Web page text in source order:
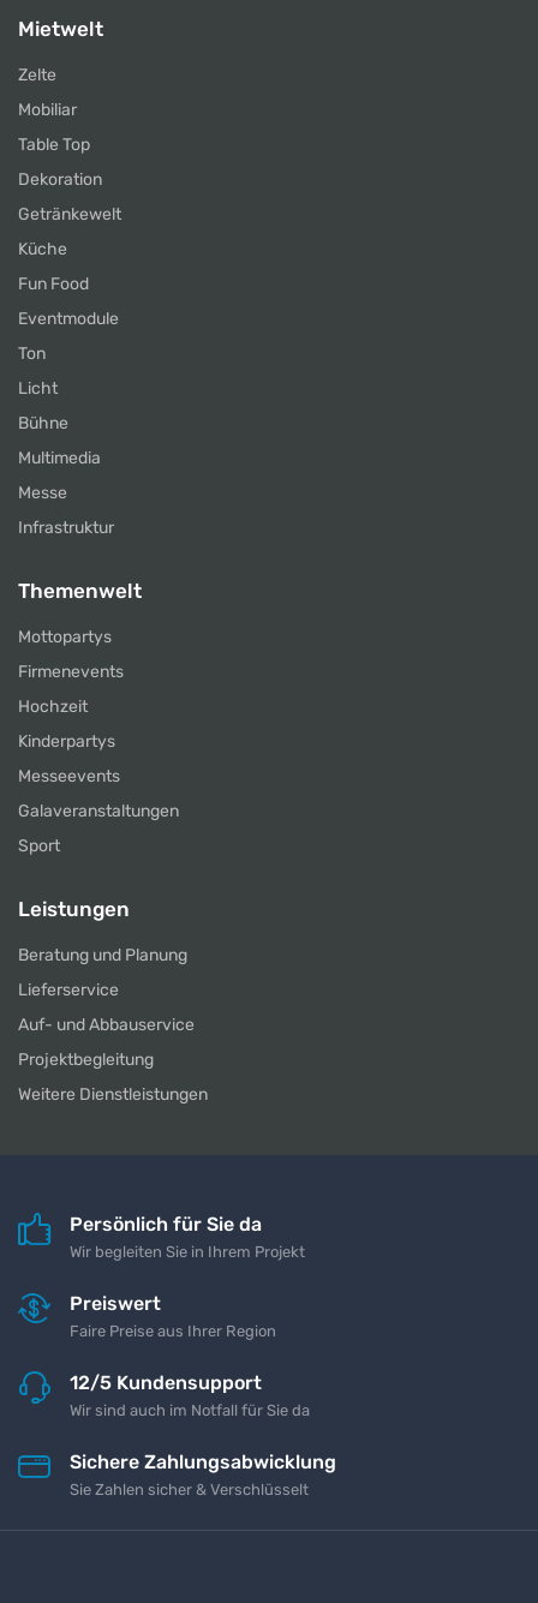
Mietwelt
Zelte
Mobiliar
Table Top
Dekoration
Getränkewelt
Küche
Fun Food
Eventmodule
Ton
Licht
Bühne
Multimedia
Messe
Infrastruktur
Themenwelt
Mottopartys
Firmenevents
Hochzeit
Kinderpartys
Messeevents
Galaveranstaltungen
Sport
Leistungen
Beratung und Planung
Lieferservice
Auf- und Abbauservice
Projektbegleitung
Weitere Dienstleistungen
Persönlich für Sie da
Wir begleiten Sie in Ihrem Projekt
Preiswert
Faire Preise aus Ihrer Region
12/5 Kundensupport
Wir sind auch im Notfall für Sie da
Sichere Zahlungsabwicklung
Sie Zahlen sicher & Verschlüsselt